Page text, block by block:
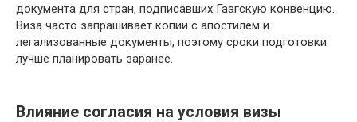
документа для стран, подписавших Гаагскую конвенцию.
Виза часто запрашивает копии с апостилем и
легализованные документы, поэтому сроки подготовки
лучше планировать заранее.
Влияние согласия на условия визы